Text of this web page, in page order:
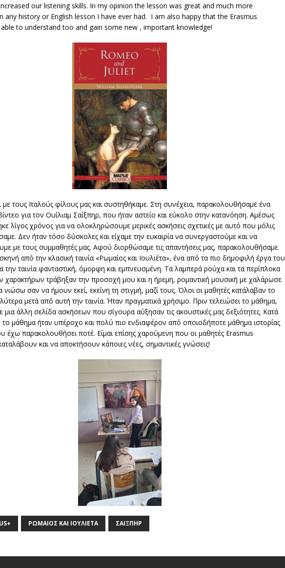
our listening skills. In my opinion the lesson was great and much more
any history or English lesson I have ever had. I am also happy that the Erasmus
to understand too and gain some new , important knowledge!
με τους Ιταλούς φίλους μας και συστηθήκαμε. Στη συνέχεια, παρακολουθήσαμε ένα
για τον Ουίλιαμ Σαίξπηρ, που ήταν αστείο και εύκολο στην κατανόηση. Αμέσως
λίγος χρόνος για να ολοκληρώσουμε μερικές ασκήσεις σχετικές με αυτό που μόλις
Δεν ήταν τόσο δύσκολες και είχαμε την ευκαιρία να συνεργαστούμε και να
με τους συμμαθητές μας. Αφού διορθώσαμε τις απαντήσεις μας, παρακολουθήσαμε
από την κλασική ταινία «Ρωμαίος και Ιουλιέτα», ένα από τα πιο δημοφιλή έργα του
την ταινία φανταστική, όμορφη και εμπνευσμένη. Τα λαμπερά ρούχα και τα περίπλοκα
χαρακτήρων τράβηξαν την προσοχή μου και η ήρεμη, ρομαντική μουσική με χαλάρωσε
νιώσω σαν να ήμουν εκεί, εκείνη τη στιγμή, μαζί τους. Όλοι οι μαθητές κατάλαβαν το
μετά από αυτή την ταινία. Ήταν πραγματικά χρήσιμο. Πριν τελειώσει το μάθημα,
άλλη σελίδα ασκήσεων που σίγουρα αύξησαν τις ακουστικές μας δεξιότητες. Κατά
μάθημα ήταν υπέροχο και πολύ πιο ενδιαφέρον από οποιοδήποτε μάθημα ιστορίας
έχω παρακολουθήσει ποτέ. Είμαι επίσης χαρούμενη που οι μαθητές Erasmus
και να αποκτήσουν κάποιες νέες, σημαντικές γνώσεις!
ΡΩΜΑΊΟΣ ΚΑΙ ΙΟΥΛΙΈΤΑ ΣΑΊΞΠΗΡ